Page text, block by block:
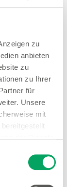
zu
anbieten
zu
zu Ihrer
für
Unsere
mit
–
– mit
oder dem
frisch.
–
Kühlrucksack